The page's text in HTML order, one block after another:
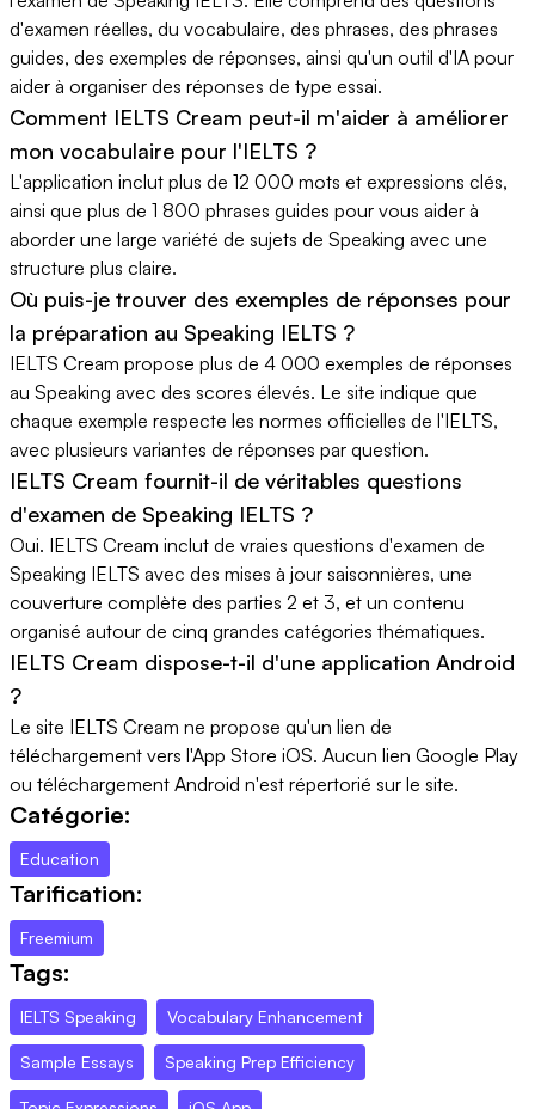
d'examen réelles, du vocabulaire, des phrases, des phrases
guides, des exemples de réponses, ainsi qu'un outil d'IA pour
aider à organiser des réponses de type essai.
Comment IELTS Cream peut-il m'aider à améliorer
mon vocabulaire pour l'IELTS ?
L'application inclut plus de 12 000 mots et expressions clés,
ainsi que plus de 1 800 phrases guides pour vous aider à
aborder une large variété de sujets de Speaking avec une
structure plus claire.
Où puis-je trouver des exemples de réponses pour
la préparation au Speaking IELTS ?
IELTS Cream propose plus de 4 000 exemples de réponses
au Speaking avec des scores élevés. Le site indique que
chaque exemple respecte les normes officielles de l'IELTS,
avec plusieurs variantes de réponses par question.
IELTS Cream fournit-il de véritables questions
d'examen de Speaking IELTS ?
Oui. IELTS Cream inclut de vraies questions d'examen de
Speaking IELTS avec des mises à jour saisonnières, une
couverture complète des parties 2 et 3, et un contenu
organisé autour de cinq grandes catégories thématiques.
IELTS Cream dispose-t-il d'une application Android
?
Le site IELTS Cream ne propose qu'un lien de
téléchargement vers l'App Store iOS. Aucun lien Google Play
ou téléchargement Android n'est répertorié sur le site.
Catégorie:
Education
Tarification:
Freemium
Tags:
IELTS Speaking Vocabulary Enhancement
Sample Essays Speaking Prep Efficiency